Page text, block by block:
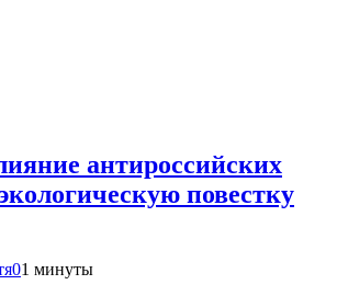
антироссийских
повестку
01 минуты